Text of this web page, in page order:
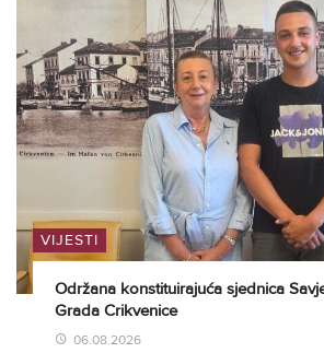
VIJESTI
Održana konstituirajuća sjednica
Grada Crikvenice
06.08.2026